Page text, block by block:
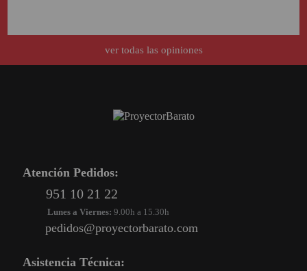
SOPORTE PARA PROYECTOR
pedidos@proyectorbarato.com
Asistencia Técnica:
soporte@proyectorbarato.com
ver todas las opiniones
Atención Pedidos:
951 10 21 22
Lunes a Viernes: 9.00h a 15.30h
pedidos@proyectorbarato.com
Asistencia Técnica: